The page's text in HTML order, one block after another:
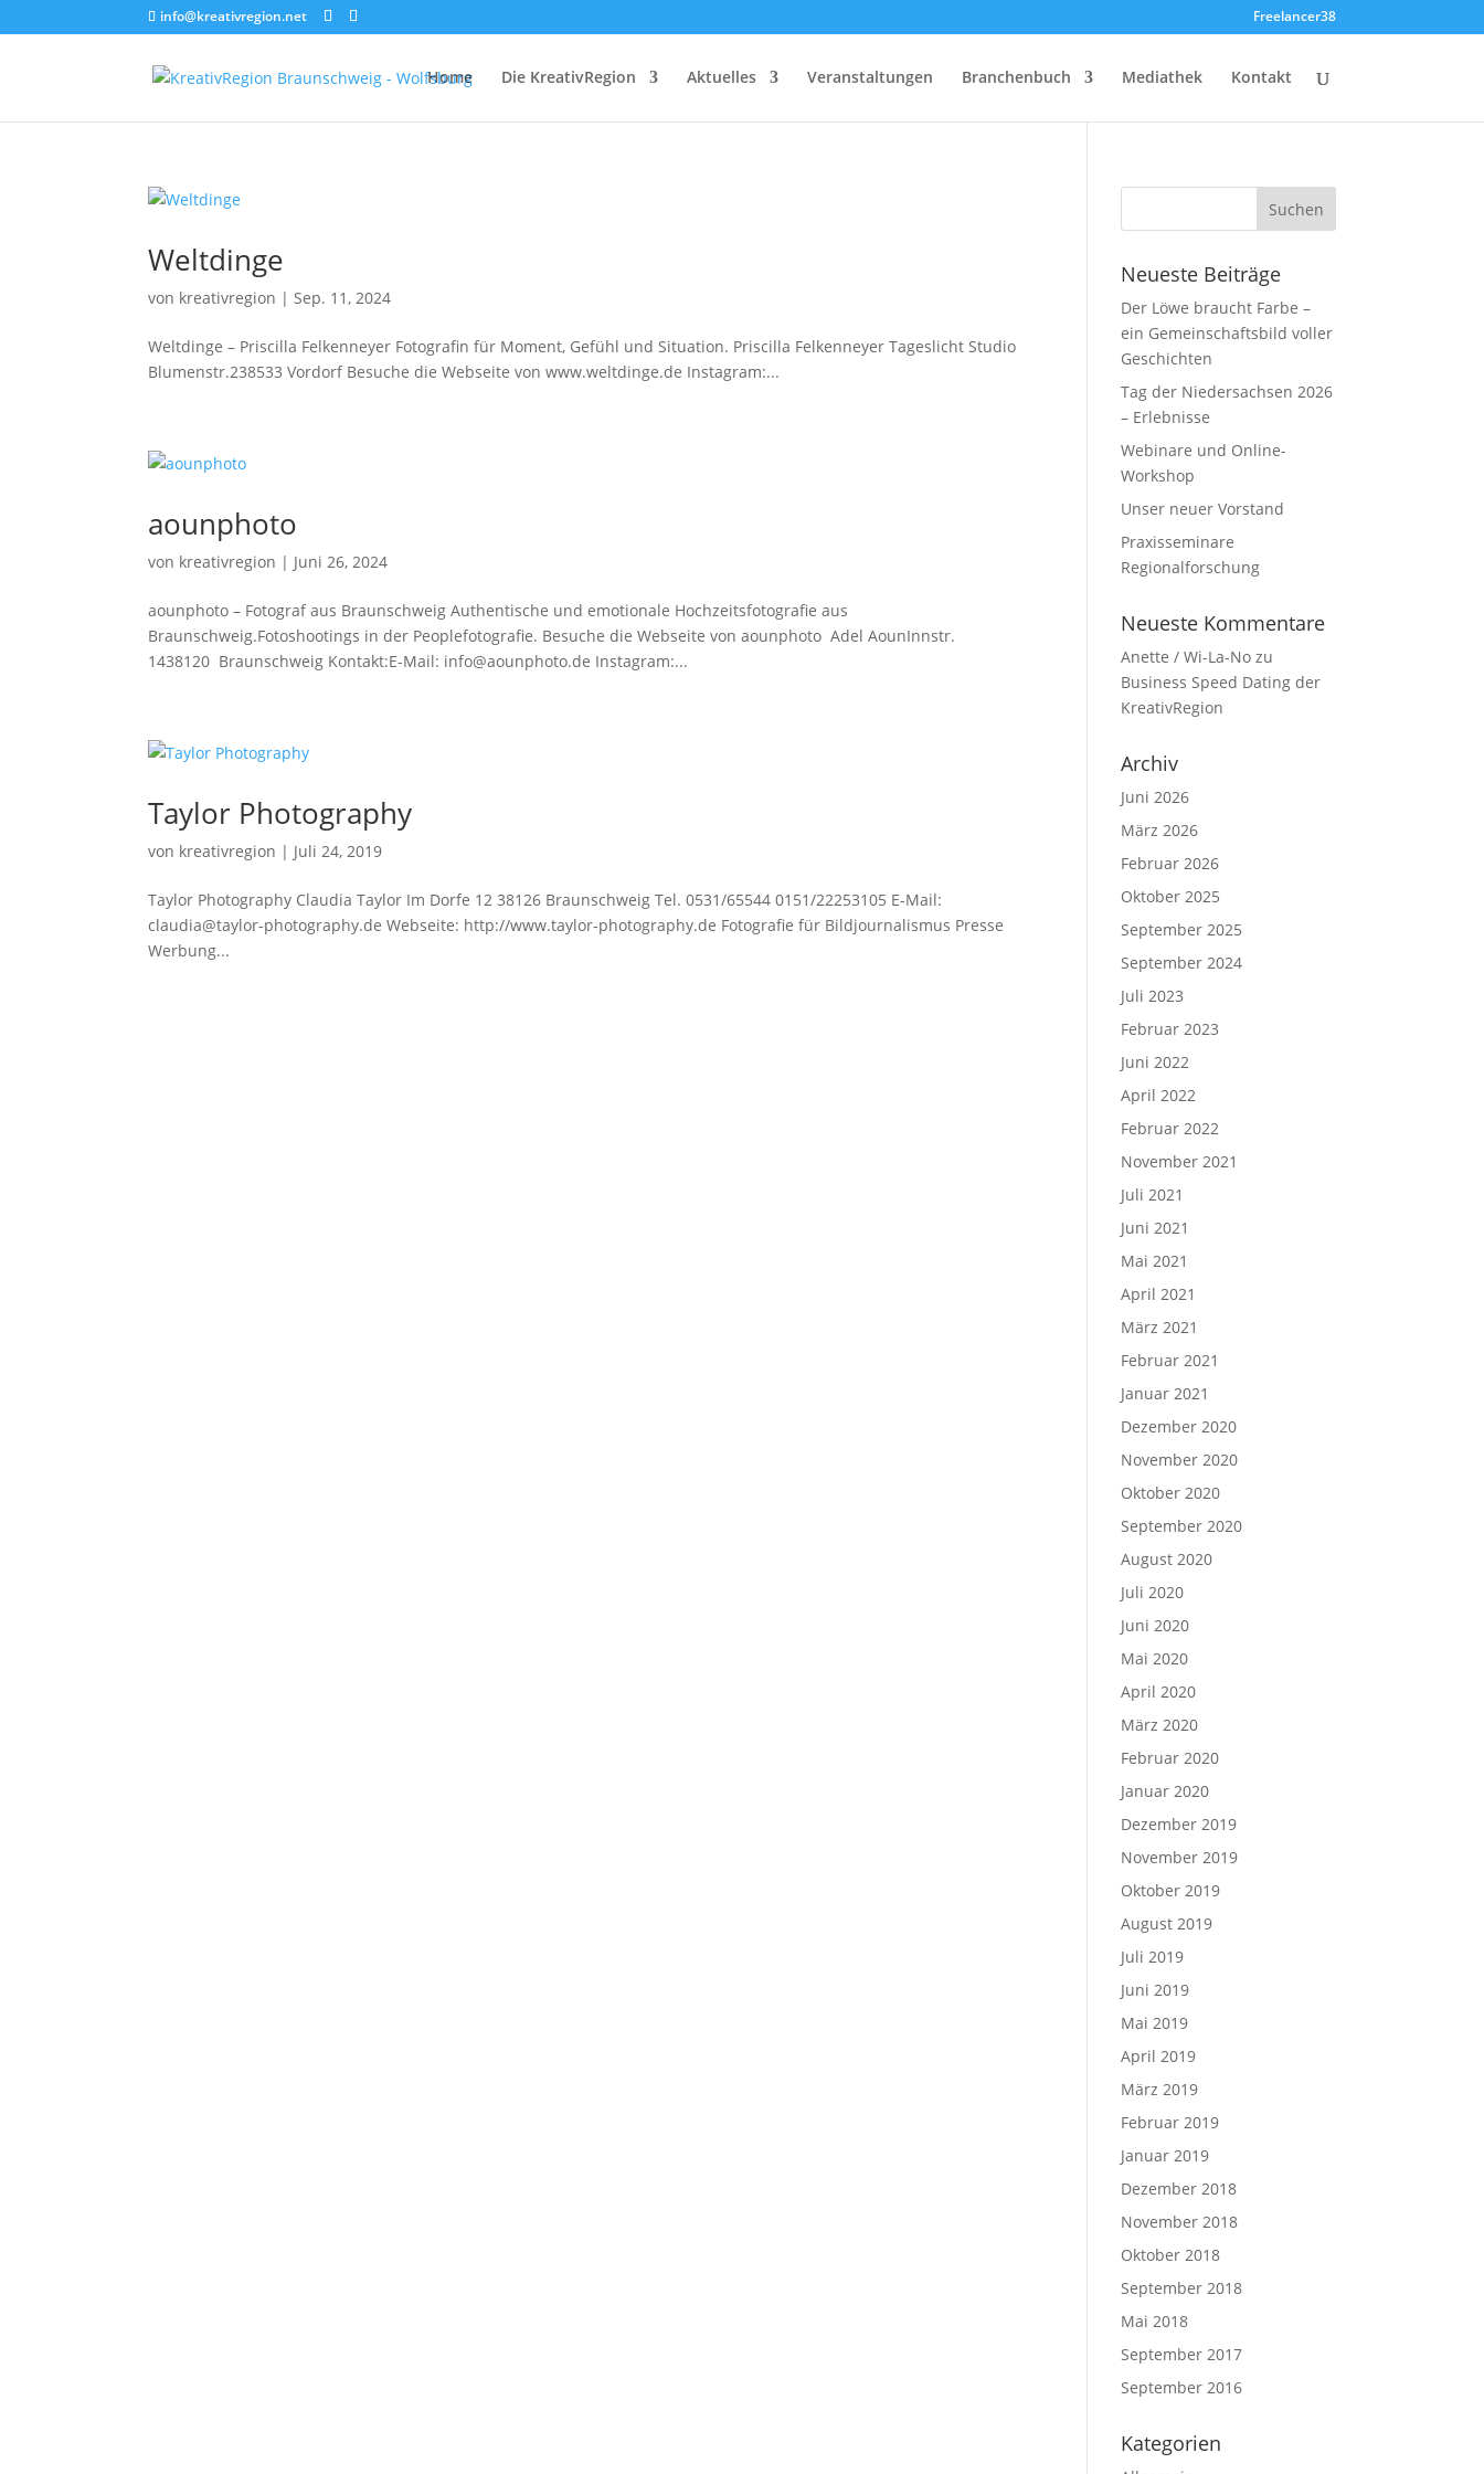
info@kreativregion.net Freelancer38
Home Die KreativRegion Aktuelles Veranstaltungen Branchenbuch Mediathek Kontakt
Weltdinge
von kreativregion |Sep. 11, 2024
Weltdinge – Priscilla Felkenneyer Fotografin für Moment, Gefühl und Situation. Priscilla Felkenneyer Tageslicht Studio
Blumenstr.238533 Vordorf Besuche die Webseite von www.weltdinge.de Instagram:...
aounphoto
von kreativregion | Juni 26, 2024
aounphoto – Fotograf aus Braunschweig Authentische und emotionale Hochzeitsfotografie aus
Braunschweig.Fotoshootings in der Peoplefotografie. Besuche die Webseite von aounphoto Adel AounInnstr.
1438120 Braunschweig Kontakt:E-Mail: info@aounphoto.de Instagram:...
Taylor Photography
von kreativregion | Juli 24, 2019
Taylor Photography Claudia Taylor Im Dorfe 12 38126 Braunschweig Tel. 0531/65544 0151/22253105 E-Mail:
claudia@taylor-photography.de Webseite: http://www.taylor-photography.de Fotografie für Bildjournalismus Presse
Werbung...
Neueste Beiträge
Der Löwe braucht Farbe –
ein Gemeinschaftsbild voller
Geschichten
Tag der Niedersachsen 2026
– Erlebnisse
Webinare und Online-
Workshop
Unser neuer Vorstand
Praxisseminare
Regionalforschung
Neueste Kommentare
Anette / Wi-La-No zu
Business Speed Dating der
KreativRegion
Archiv
Juni 2026
März 2026
Februar 2026
Oktober 2025
September 2025
September 2024
Juli 2023
Februar 2023
Juni 2022
April 2022
Februar 2022
November 2021
Juli 2021
Juni 2021
Mai 2021
April 2021
März 2021
Februar 2021
Januar 2021
Dezember 2020
November 2020
Oktober 2020
September 2020
August 2020
Juli 2020
Juni 2020
Mai 2020
April 2020
März 2020
Februar 2020
Januar 2020
Dezember 2019
November 2019
Oktober 2019
August 2019
Juli 2019
Juni 2019
Mai 2019
April 2019
März 2019
Februar 2019
Januar 2019
Dezember 2018
November 2018
Oktober 2018
September 2018
Mai 2018
September 2017
September 2016
Kategorien